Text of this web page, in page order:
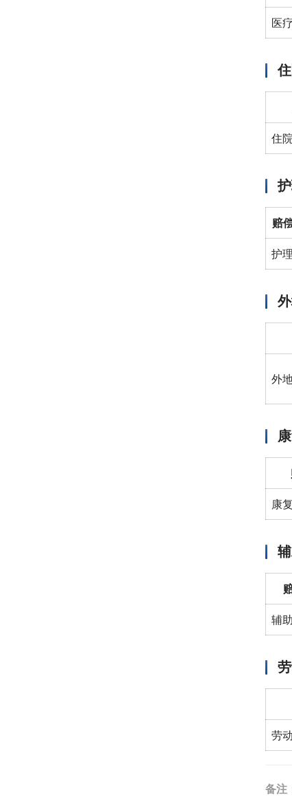
医
住
赔
护
外
康
辅
劳
备注